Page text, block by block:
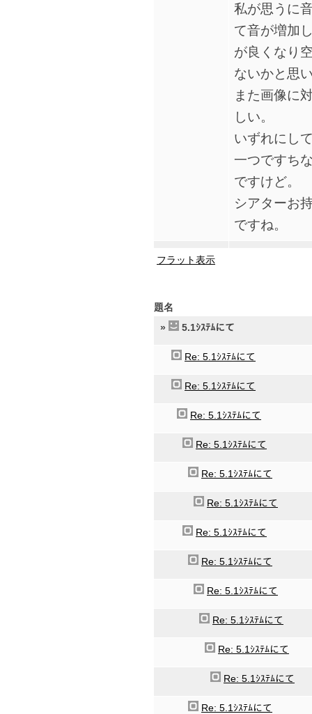
私が思うに
て音が増加
が良くなり
ないかと思
また画像に
しい。
いずれにし
一つですち
ですけど。
シアターお
ですね。
フラット表示
題名
»
5.1ｼｽﾃﾑにて
Re: 5.1ｼｽﾃﾑにて
Re: 5.1ｼｽﾃﾑにて
Re: 5.1ｼｽﾃﾑにて
Re: 5.1ｼｽﾃﾑにて
Re: 5.1ｼｽﾃﾑにて
Re: 5.1ｼｽﾃﾑにて
Re: 5.1ｼｽﾃﾑにて
Re: 5.1ｼｽﾃﾑにて
Re: 5.1ｼｽﾃﾑにて
Re: 5.1ｼｽﾃﾑにて
Re: 5.1ｼｽﾃﾑにて
Re: 5.1ｼｽﾃﾑにて
Re: 5.1ｼｽﾃﾑにて